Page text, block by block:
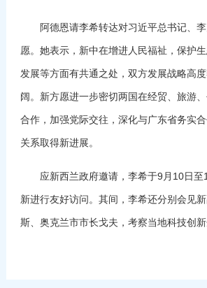
阿德恩请李希转达对习近平总书记、李
愿。她表示，新中在增进人民福祉，保护
发展等方面有共通之处，双方发展战略高
阔。新方愿进一步密切两国在经贸、旅游
合作，加强党际交往，深化与广东省务实
关系取得新进展。
应新西兰政府邀请，李希于9月10日至
新进行友好访问。其间，李希还分别会见
斯、奥克兰市市长戈夫，考察当地科技创新